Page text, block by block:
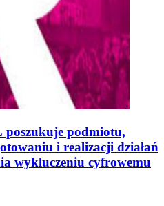
podmiotu,
i realizacji działań
wykluczeniu cyfrowemu